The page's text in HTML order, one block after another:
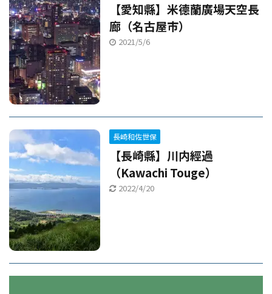
【愛知縣】米德蘭廣場天空長
廊（名古屋市）
2021/5/6
長崎和佐世保
【長崎縣】川内經過
（Kawachi Touge）
2022/4/20